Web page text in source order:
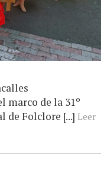
de la 31º
de Folclore [...] Leer